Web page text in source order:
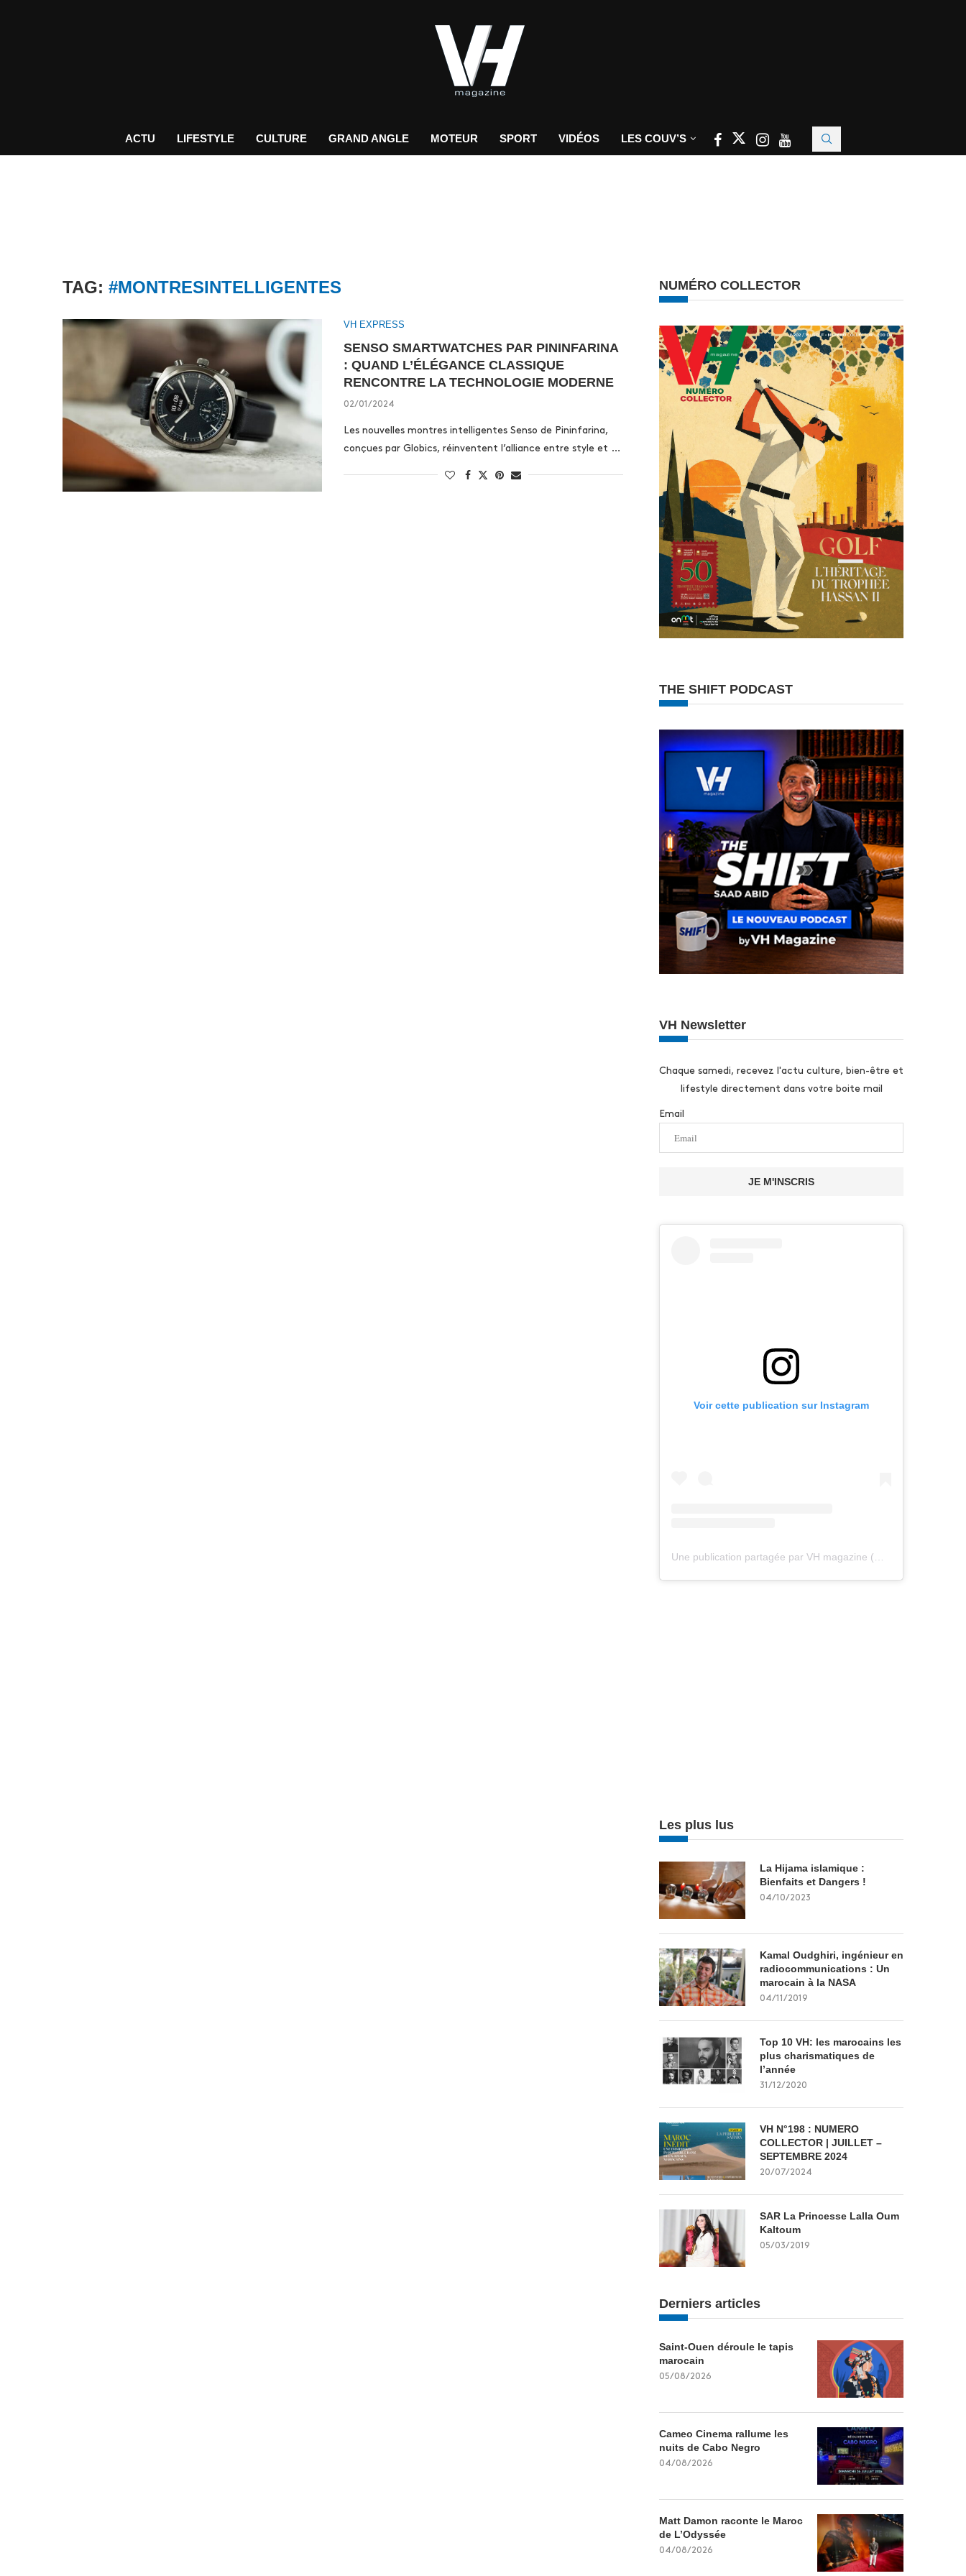
ACTU LIFESTYLE CULTURE GRAND ANGLE MOTEUR SPORT VIDÉOS LES COUV’S
TAG: #MONTRESINTELLIGENTES
VH EXPRESS
SENSO SMARTWATCHES PAR PININFARINA
: QUAND L’ÉLÉGANCE CLASSIQUE
RENCONTRE LA TECHNOLOGIE MODERNE
02/01/2024
Les nouvelles montres intelligentes Senso de Pininfarina,
conçues par Globics, réinventent l’alliance entre style et …
NUMÉRO COLLECTOR
THE SHIFT PODCAST
VH Newsletter
Chaque samedi, recevez l'actu culture, bien-être et
lifestyle directement dans votre boite mail
Email
JE M'INSCRIS
Voir cette publication sur Instagram
Les plus lus
La Hijama islamique :
Bienfaits et Dangers !
04/10/2023
Kamal Oudghiri, ingénieur en
radiocommunications : Un
marocain à la NASA
04/11/2019
Top 10 VH: les marocains les
plus charismatiques de
l’année
31/12/2020
VH N°198 : NUMERO
COLLECTOR | JUILLET –
SEPTEMBRE 2024
20/07/2024
SAR La Princesse Lalla Oum
Kaltoum
05/03/2019
Derniers articles
Saint-Ouen déroule le tapis
marocain
05/08/2026
Cameo Cinema rallume les
nuits de Cabo Negro
04/08/2026
Matt Damon raconte le Maroc
de L’Odyssée
04/08/2026